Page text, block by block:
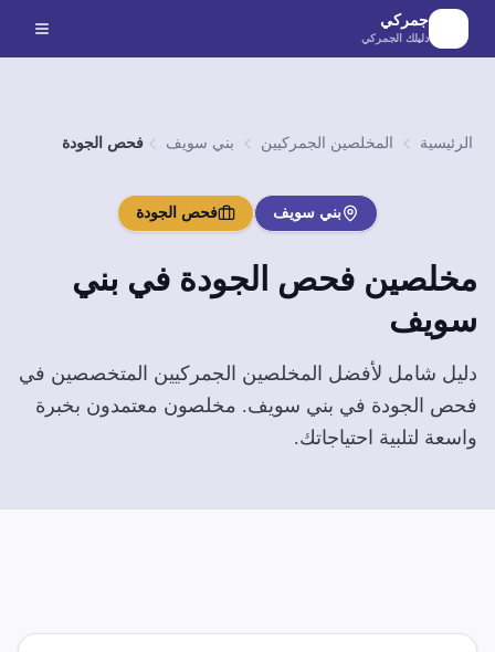
الانتقال إلى المحتوى الرئيسي
جمركي
دليلك الجمركي
الرئيسية المخلصين الجمركيين بني سويف فحص الجودة
بني سويف فحص الجودة
مخلصين فحص الجودة في بني
سويف
دليل شامل لأفضل المخلصين الجمركيين المتخصصين في
فحص الجودة في بني سويف. مخلصون معتمدون بخبرة
واسعة لتلبية احتياجاتك.